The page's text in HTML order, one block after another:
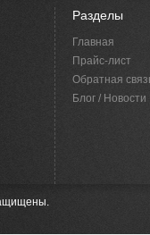
Разделы
Главная
Прайс-лист
Обратная
Блог / Новости